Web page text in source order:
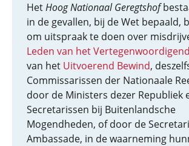
HetHoog Nationaal Geregtshof
in de gevallen, bij de Wet bepaald,
om uitspraak te doen over
Leden van het
van het Uitvoerend Bewind,
Commissarissen der Nationaale
door de Ministers dezer Republiek
Secretarissen bij Buitenlandsche
Mogendheden, of door de
Ambassade, in de waarneming